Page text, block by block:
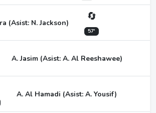
(Asist: N. Jackson) 🔄
57'
A. Jasim (Asist: A. Al Reeshawee)
A. Al Hamadi (Asist: A. Yousif)